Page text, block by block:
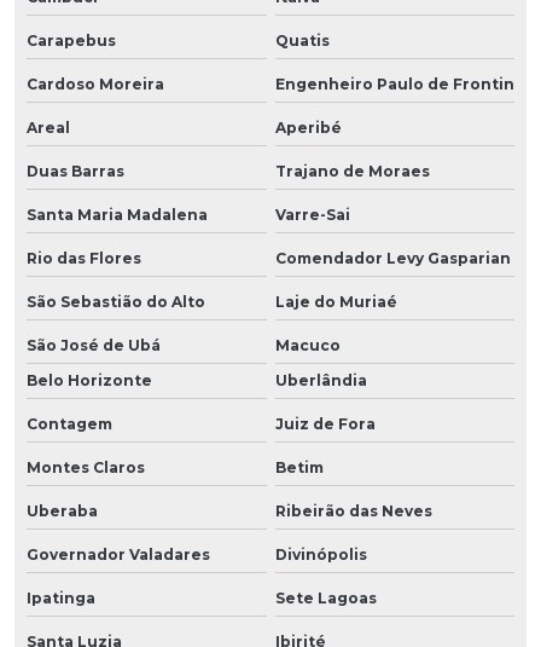
Carapebus Quatis
Cardoso Moreira Engenheiro Paulo de Frontin
Areal Aperibé
Duas Barras Trajano de Moraes
Santa Maria Madalena Varre-Sai
Rio das Flores Comendador Levy Gasparian
São Sebastião do Alto Laje do Muriaé
São José de Ubá
Macuco
Belo Horizonte
Uberlândia
Contagem Juiz de Fora
Montes Claros Betim
Uberaba Ribeirão das Neves
Governador Valadares Divinópolis
Ipatinga Sete Lagoas
Santa Luzia Ibirité